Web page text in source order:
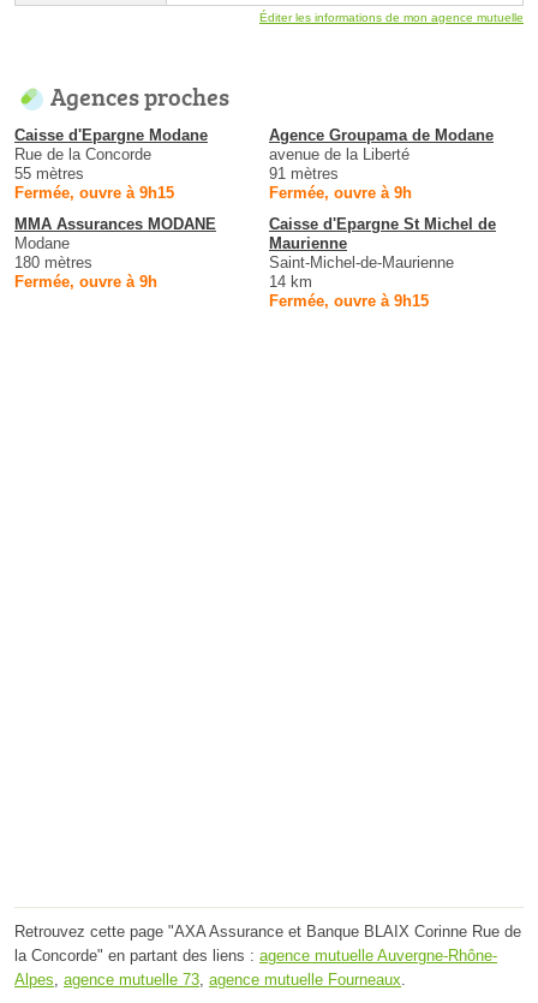
Éditer les informations de mon agence mutuelle
Agences proches
Caisse d'Epargne Modane
Rue de la Concorde
55 mètres
Fermée, ouvre à 9h15
Agence Groupama de Modane
avenue de la Liberté
91 mètres
Fermée, ouvre à 9h
MMA Assurances MODANE
Modane
180 mètres
Fermée, ouvre à 9h
Caisse d'Epargne St Michel de
Maurienne
Saint-Michel-de-Maurienne
14 km
Fermée, ouvre à 9h15
Retrouvez cette page "AXA Assurance et Banque BLAIX Corinne Rue de
la Concorde" en partant des liens : agence mutuelle Auvergne-Rhône-
Alpes, agence mutuelle 73, agence mutuelle Fourneaux.